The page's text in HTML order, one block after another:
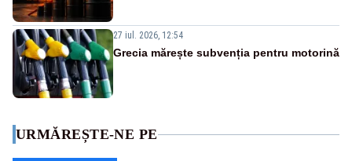
27 iul. 2026, 12:54
Grecia mărește subvenția pentru motorină
URMĂREȘTE-NE PE